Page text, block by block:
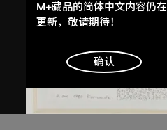
提供最好的网站体验。
了解更多
明白
M+藏品的简体中文内容仍在
更新，敬请期待！
确认